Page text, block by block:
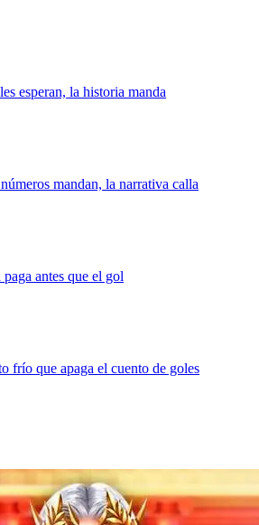
esperan, la historia manda
mandan, la narrativa calla
antes que el gol
frío que apaga el cuento de goles